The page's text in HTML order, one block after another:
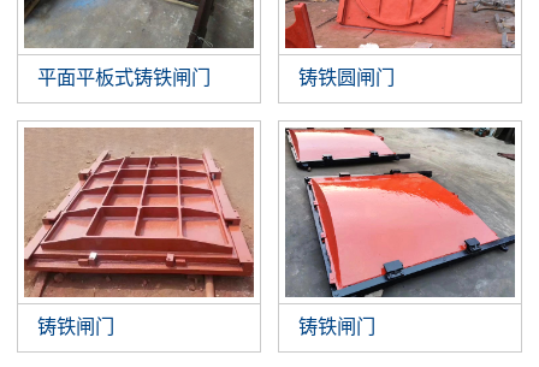
平面平板式铸铁闸门 铸铁圆闸门
铸铁闸门 铸铁闸门